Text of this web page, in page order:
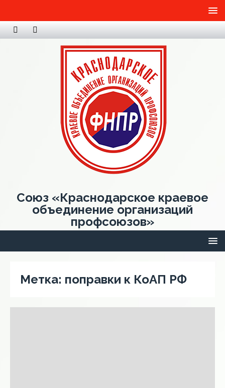
Союз «Краснодарское краевое
объединение организаций
профсоюзов»
Метка: поправки к КоАП РФ